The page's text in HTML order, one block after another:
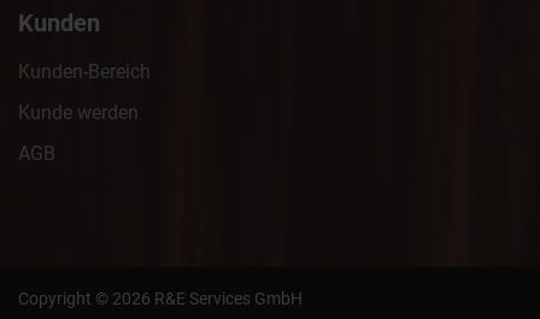
Kunden
Kunden-Bereich
Kunde werden
AGB
Copyright © 2026 R&E Services GmbH